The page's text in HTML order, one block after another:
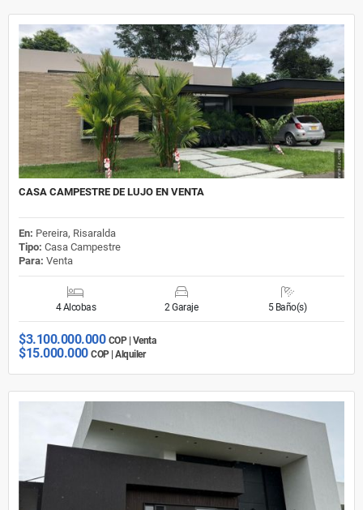
CASA CAMPESTRE DE LUJO EN VENTA
En: Pereira, Risaralda
Tipo: Casa Campestre
Para: Venta
4 Alcobas 2 Garaje 5 Baño(s)
$3.100.000.000 COP | Venta
$15.000.000 COP | Alquiler